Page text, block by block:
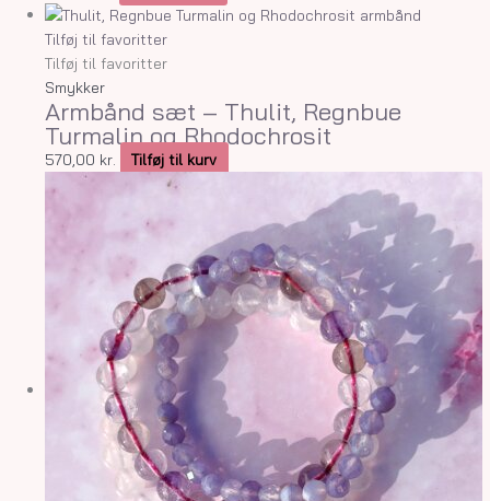
Tilføj til favoritter
Tilføj til favoritter
Smykker
Armbånd sæt – Thulit, Regnbue
Turmalin og Rhodochrosit
570,00 kr. Tilføj til kurv